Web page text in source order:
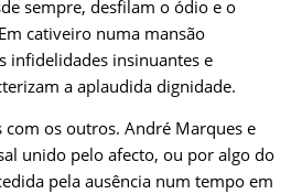
sempre, desfilam o ódio e o
cativeiro numa mansão
infidelidades insinuantes e
a aplaudida dignidade.
os outros. André Marques e
unido pelo afecto, ou por algo do
pela ausência num tempo em